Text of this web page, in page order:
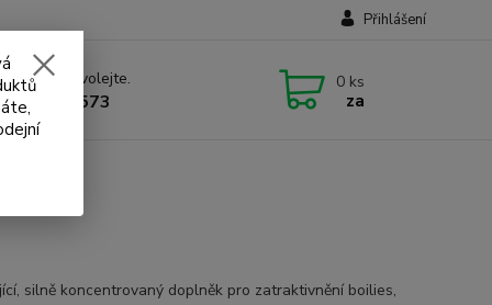
Přihlášení
rady? Zavolejte.
707 573
0 ks
za
silně koncentrovaný doplněk pro zatraktivnění boilies,